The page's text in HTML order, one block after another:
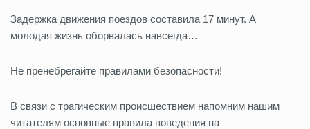
Задержка движения поездов составила 17 минут. А
молодая жизнь оборвалась навсегда…
Не пренебрегайте правилами безопасности!
В связи с трагическим происшествием напомним нашим
читателям основные правила поведения на